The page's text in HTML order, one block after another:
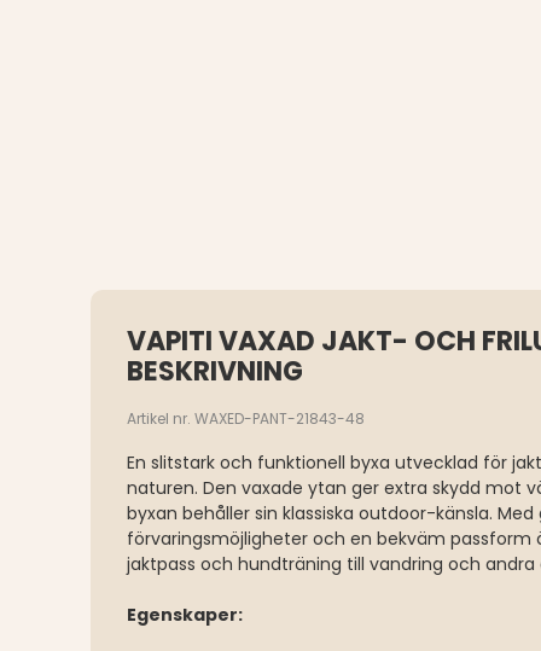
VAPITI VAXAD JAKT- OCH
BESKRIVNING
Artikel nr. WAXED-PANT-21843-48
En slitstark och funktionell byxa utvecklad för
naturen. Den vaxade ytan ger extra skydd mot
byxan behåller sin klassiska outdoor-känsla.
förvaringsmöjligheter och en bekväm
jaktpass och hundträning till vandring och
Egenskaper: